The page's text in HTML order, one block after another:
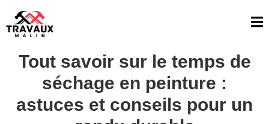
Tout savoir sur le temps de
séchage en peinture :
astuces et conseils pour un